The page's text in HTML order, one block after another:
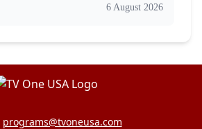
6 August 2026
programs@tvoneusa.com